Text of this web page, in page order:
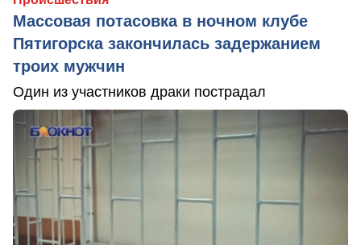
Массовая потасовка в ночном клубе
Пятигорска закончилась задержанием
троих мужчин
Один из участников драки пострадал